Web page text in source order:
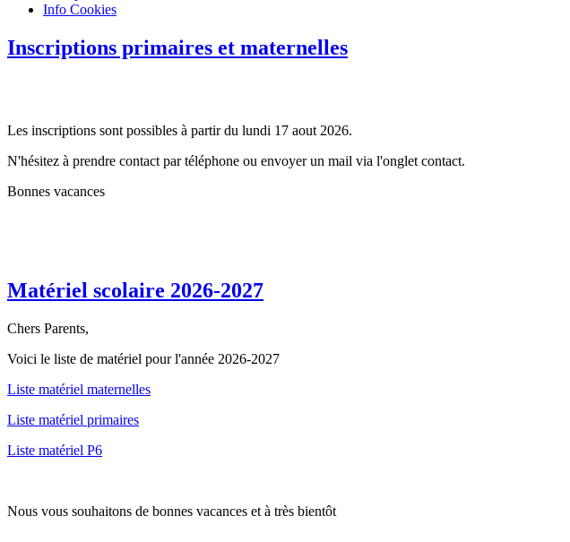
Info Cookies
Inscriptions primaires et maternelles
Les inscriptions sont possibles à partir du lundi 17 aout 2026.
N'hésitez à prendre contact par téléphone ou envoyer un mail via l'onglet contact.
Bonnes vacances
Matériel scolaire 2026-2027
Chers Parents,
Voici le liste de matériel pour l'année 2026-2027
Liste matériel maternelles
Liste matériel primaires
Liste matériel P6
Nous vous souhaitons de bonnes vacances et à très bientôt